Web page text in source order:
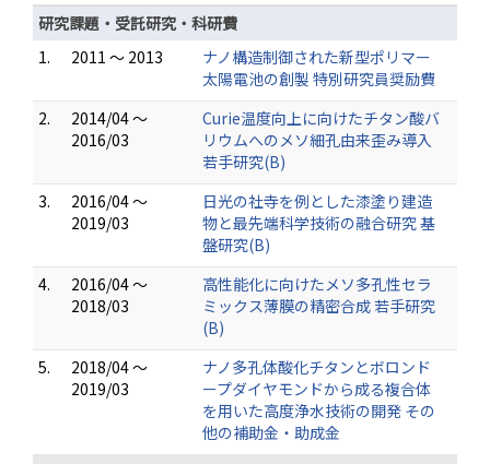
研究課題・受託研究・科研費
1.
2011 ～ 2013
ナノ構造制御された新型ポリマー
太陽電池の創製 特別研究員奨励費
2.
2014/04 ～
2016/03
Curie温度向上に向けたチタン酸バ
リウムへのメソ細孔由来歪み導入
若手研究(B)
3.
2016/04 ～
2019/03
日光の社寺を例とした漆塗り建造
物と最先端科学技術の融合研究 基
盤研究(B)
4.
2016/04 ～
2018/03
高性能化に向けたメソ多孔性セラ
ミックス薄膜の精密合成 若手研究
(B)
5.
2018/04 ～
2019/03
ナノ多孔体酸化チタンとボロンド
ープダイヤモンドから成る複合体
を用いた高度浄水技術の開発 その
他の補助金・助成金